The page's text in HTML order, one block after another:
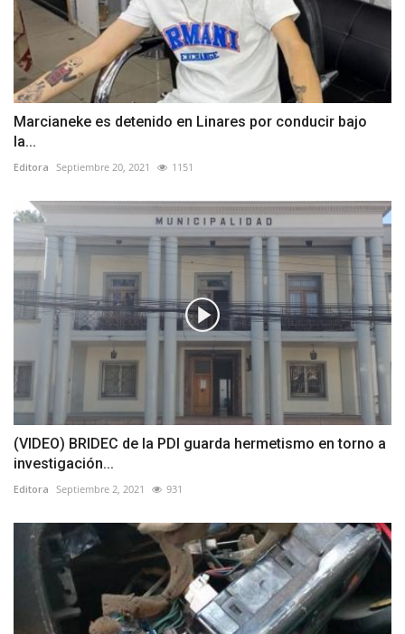
Marcianeke es detenido en Linares por conducir bajo
la...
Editora Septiembre 20, 2021 1151
(VIDEO) BRIDEC de la PDI guarda hermetismo en torno a
investigación...
Editora Septiembre 2, 2021 931